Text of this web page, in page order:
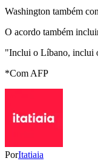
Washington também
O acordo também
"Inclui o Líbano, inclui
*Com AFP
PorItatiaia